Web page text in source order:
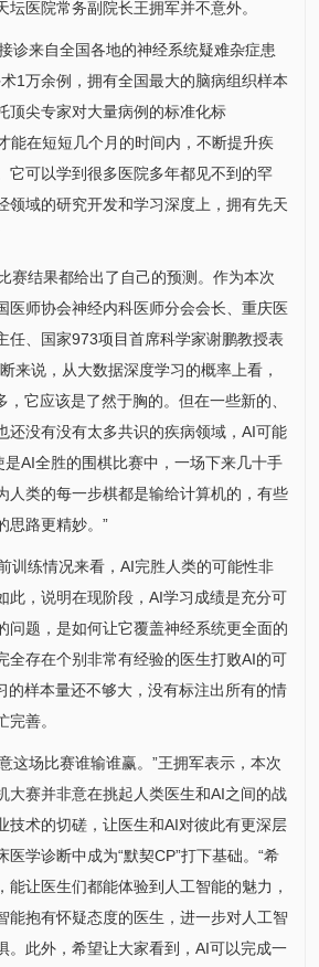
坛医院常务副院长王拥军并不意外。
诊来自全国各地的神经系统疑难杂症患
1万余例，拥有全国最大的脑病组织样本
顶尖专家对大量病例的标准化标
能在短短几个月的时间内，不断提升疾
它可以学到很多医院多年都见不到的罕
领域的研究开发和学习深度上，拥有先天
结果都给出了自己的预测。作为本次
医师协会神经内科医师分会会长、重庆医
任、国家973项目首席科学家谢鹏教授表
来说，从大数据深度学习的概率上看，
它应该是了然于胸的。但在一些新的、
还没有没有太多共识的疾病领域，AI可能
是AI全胜的围棋比赛中，一场下来几十手
人类的每一步棋都是输给计算机的，有些
思路更精妙。”
训练情况来看，AI完胜人类的可能性非
此，说明在现阶段，AI学习成绩是充分可
问题，是如何让它覆盖神经系统更全面的
全存在个别非常有经验的医生打败AI的可
的样本量还不够大，没有标注出所有的情
善。
这场比赛谁输谁赢。”王拥军表示，本次
大赛并非意在挑起人类医生和AI之间的战
技术的切磋，让医生和AI对彼此有更深层
医学诊断中成为“默契CP”打下基础。“希
能让医生们都能体验到人工智能的魅力，
能抱有怀疑态度的医生，进一步对人工智
。此外，希望让大家看到，AI可以完成一